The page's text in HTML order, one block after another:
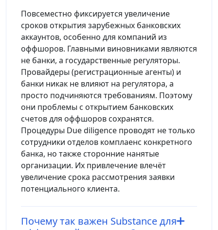
Повсеместно фиксируется увеличение
сроков открытия зарубежных банковских
аккаунтов, особенно для компаний из
оффшоров. Главными виновниками являются
не банки, а государственные регуляторы.
Провайдеры (регистрационные агенты) и
банки никак не влияют на регулятора, а
просто подчиняются требованиям. Поэтому
они проблемы с открытием банковских
счетов для оффшоров сохранятся.
Процедуры Due diligence проводят не только
сотрудники отделов комплаенс конкретного
банка, но также сторонние нанятые
организации. Их привлечение влечёт
увеличение срока рассмотрения заявки
потенциального клиента.
Почему так важен Substance для